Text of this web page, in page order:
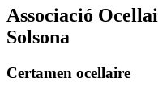
Associació
Solsona
Certamen ocellaire